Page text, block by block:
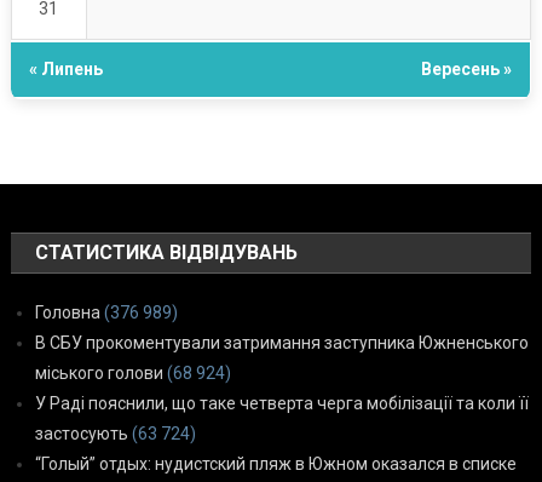
31
« Липень Вересень »
СТАТИСТИКА ВІДВІДУВАНЬ
Головна (376 989)
В СБУ прокоментували затримання заступника Южненського
міського голови (68 924)
У Раді пояснили, що таке четверта черга мобілізації та коли її
застосують (63 724)
“Голый” отдых: нудистский пляж в Южном оказался в списке